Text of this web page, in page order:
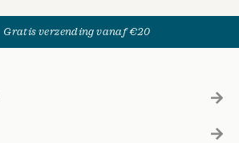
Gratis verzending vanaf €20